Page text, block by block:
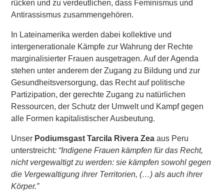
rücken und zu verdeutlichen, dass Feminismus und
Antirassismus zusammengehören.
In Lateinamerika werden dabei kollektive und
intergenerationale Kämpfe zur Wahrung der Rechte
marginalisierter Frauen ausgetragen. Auf der Agenda
stehen unter anderem der Zugang zu Bildung und zur
Gesundheitsversorgung, das Recht auf politische
Partizipation, der gerechte Zugang zu natürlichen
Ressourcen, der Schutz der Umwelt und Kampf gegen
alle Formen kapitalistischer Ausbeutung.
Unser Podiumsgast Tarcila Rivera Zea aus Peru
unterstreicht: “Indigene Frauen kämpfen für das Recht,
nicht vergewaltigt zu werden: sie kämpfen sowohl gegen
die Vergewaltigung ihrer Territorien, (…) als auch ihrer
Körper.”